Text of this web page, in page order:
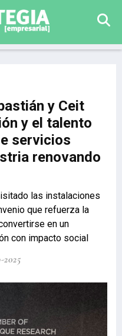
y Ceit
y el talento
servicios
renovando
las instalaciones
que refuerza la
en un
con impacto social
2025